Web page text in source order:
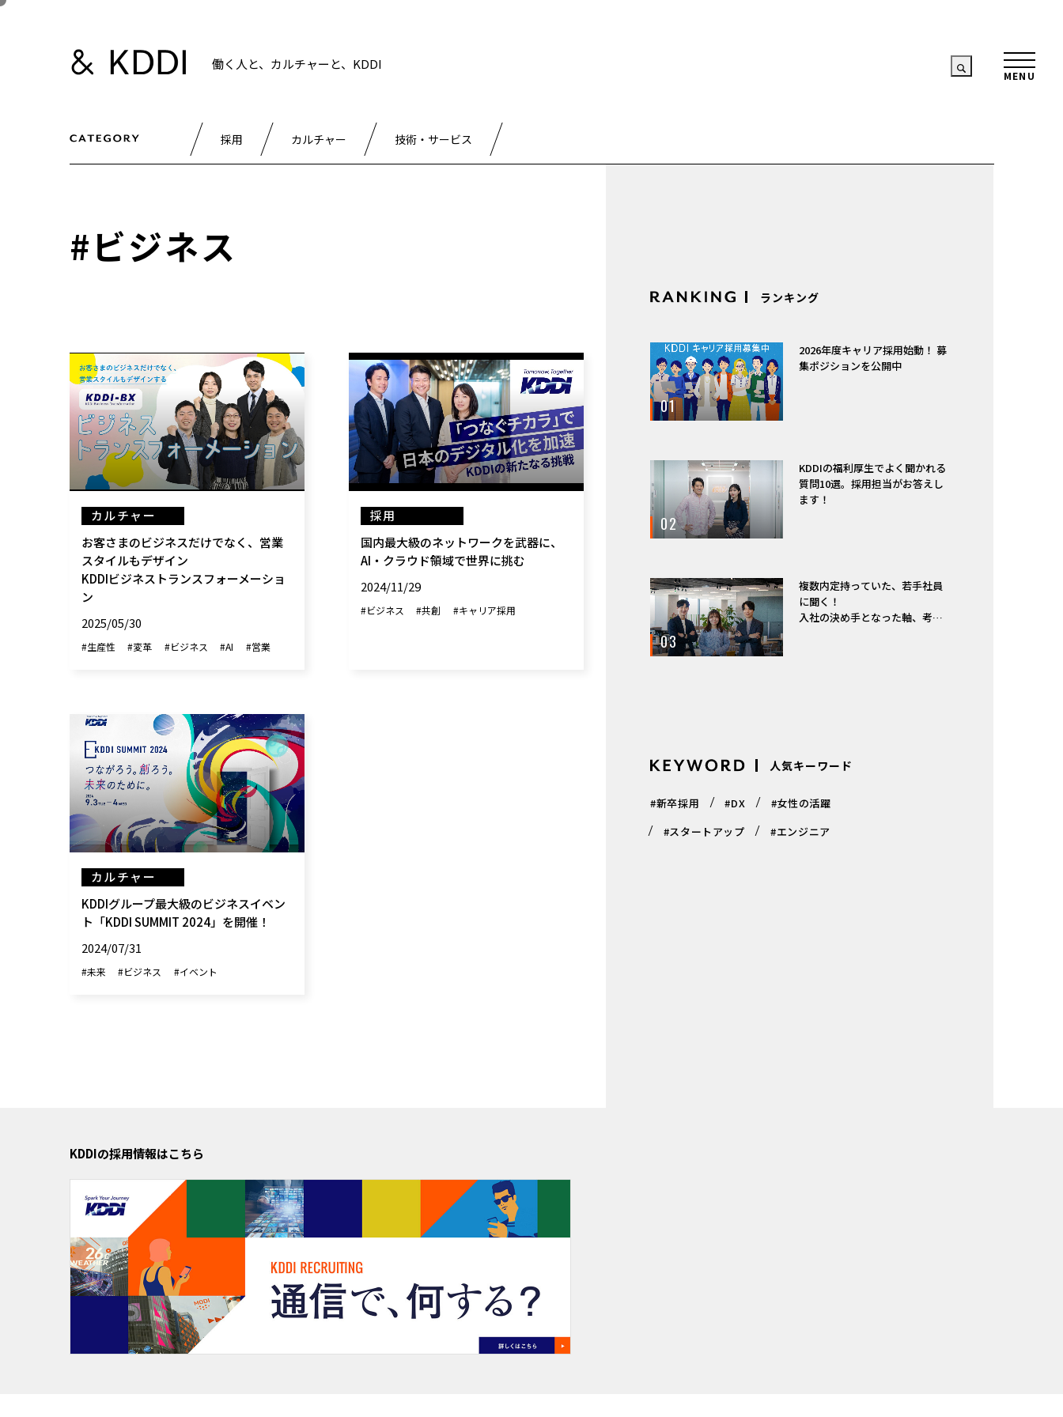
働く人と、カルチャーと、KDDI
採用 カルチャー 技術・サービス
#ビジネス
カルチャー
お客さまのビジネスだけでなく、営業
スタイルもデザイン
KDDIビジネストランスフォーメーショ
ン
2025/05/30
#生産性 #変革 #ビジネス #AI #営業
採用
国内最大級のネットワークを武器に、
AI・クラウド領域で世界に挑む
2024/11/29
#ビジネス #共創 #キャリア採用
カルチャー
KDDIグループ最大級のビジネスイベン
ト「KDDI SUMMIT 2024」を開催！
2024/07/31
#未来 #ビジネス #イベント
ランキング
01
2026年度キャリア採用始動！ 募
集ポジションを公開中
02
KDDIの福利厚生でよく聞かれる
質問10選。採用担当がお答えし
ます！
03
複数内定持っていた、若手社員
に聞く！
入社の決め手となった軸、考え
人気キーワード
#新卒採用 #DX
#女性の活躍
#スタートアップ
#エンジニア
KDDIの採用情報はこちら